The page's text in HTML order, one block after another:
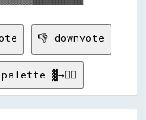
👎 downvote
▓→✊🏽